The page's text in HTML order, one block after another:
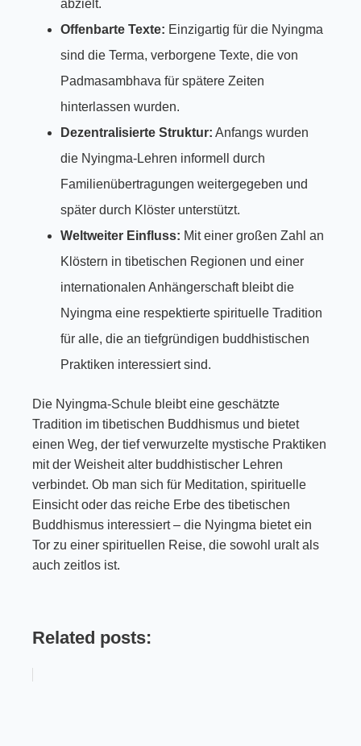
abzielt.
Offenbarte Texte: Einzigartig für die Nyingma
sind die Terma, verborgene Texte, die von
Padmasambhava für spätere Zeiten
hinterlassen wurden.
Dezentralisierte Struktur: Anfangs wurden
die Nyingma-Lehren informell durch
Familienübertragungen weitergegeben und
später durch Klöster unterstützt.
Weltweiter Einfluss: Mit einer großen Zahl an
Klöstern in tibetischen Regionen und einer
internationalen Anhängerschaft bleibt die
Nyingma eine respektierte spirituelle Tradition
für alle, die an tiefgründigen buddhistischen
Praktiken interessiert sind.
Die Nyingma-Schule bleibt eine geschätzte
Tradition im tibetischen Buddhismus und bietet
einen Weg, der tief verwurzelte mystische Praktiken
mit der Weisheit alter buddhistischer Lehren
verbindet. Ob man sich für Meditation, spirituelle
Einsicht oder das reiche Erbe des tibetischen
Buddhismus interessiert – die Nyingma bietet ein
Tor zu einer spirituellen Reise, die sowohl uralt als
auch zeitlos ist.
Related posts: